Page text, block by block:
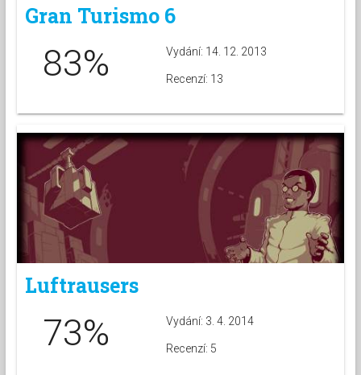
Gran Turismo 6
83% Vydání: 14. 12. 2013
Recenzí: 13
Luftrausers
73% Vydání: 3. 4. 2014
Recenzí: 5